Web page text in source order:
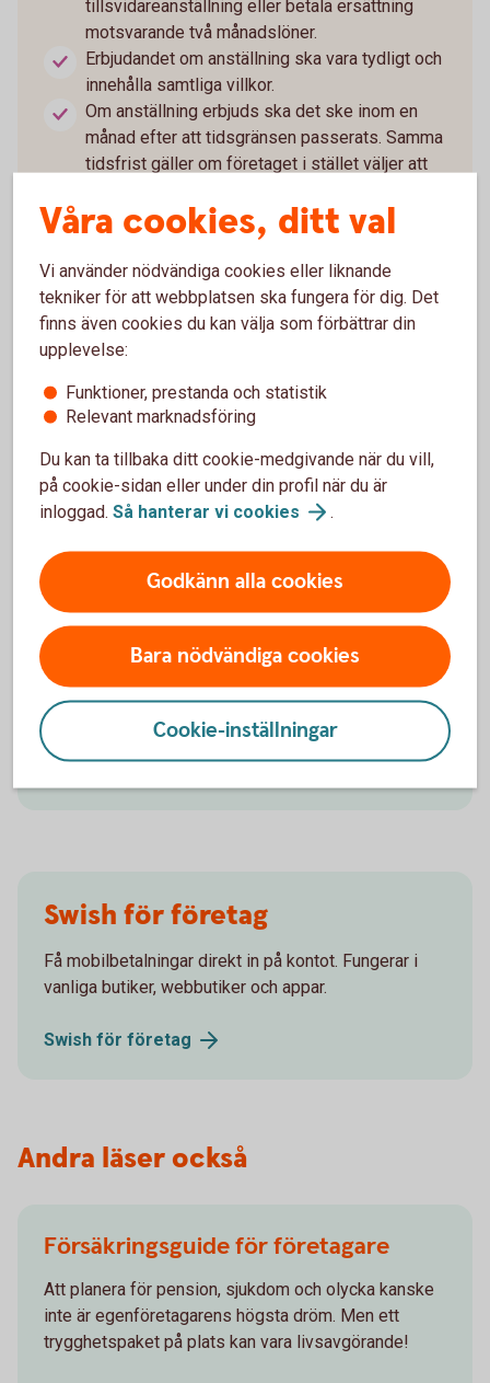
tillsvidareanställning eller betala ersättning
motsvarande två månadslöner.
Erbjudandet om anställning ska vara tydligt och
innehålla samtliga villkor.
Om anställning erbjuds ska det ske inom en
månad efter att tidsgränsen passerats. Samma
tidsfrist gäller om företaget i stället väljer att
Tackar personen ja upphör anställningen i
bemanningsföretaget när den nya anställningen
börjar.
Tackar personen nej fortsätter anställningen i
bemanningsföretaget som tidigare.
Egenföretagare och konsulter som arbetar som
Läs mer om nya reglerna(riksdagen.se)
Behöver du hjälp med
juridiken?
Vi kan hjälpa dig med till exempel aktieägaravtal,
konsultavtal och anställningsavtal.
Juridiska tjänster förföretag
Swish för företag
Få mobilbetalningar direkt in på kontot. Fungerar i
vanliga butiker, webbutiker och appar.
Swish för företag
Andra läser också
Försäkringsguide för företagare
Att planera för pension, sjukdom och olycka kanske
inte är egenföretagarens högsta dröm. Men ett
trygghetspaket på plats kan vara livsavgörande!
Våra cookies, ditt val
Vi använder nödvändiga cookies eller liknande
tekniker för att webbplatsen ska fungera för dig. Det
finns även cookies du kan välja som förbättrar din
upplevelse:
Funktioner, prestanda och statistik
Relevant marknadsföring
Du kan ta tillbaka ditt cookie-medgivande när du vill,
på cookie-sidan eller under din profil när du är
inloggad. Så hanterar vi cookies .
Godkänn alla cookies
Bara nödvändiga cookies
Cookie-inställningar